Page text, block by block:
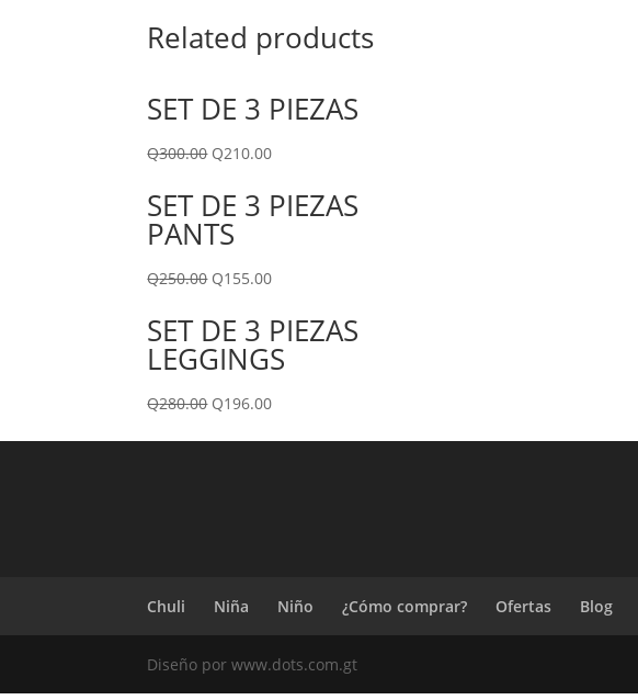
Related products
SET DE 3 PIEZAS
Q300.00 Q210.00
SET DE 3 PIEZAS
PANTS
Q250.00 Q155.00
SET DE 3 PIEZAS
LEGGINGS
Q280.00 Q196.00
Chuli Niña Niño ¿Cómo comprar? Ofertas Blog
Diseño por www.dots.com.gt